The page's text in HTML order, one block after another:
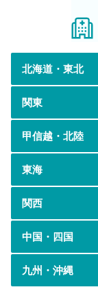
北海道・東北
関東
甲信越・北陸
東海
関西
中国・四国
九州・沖縄